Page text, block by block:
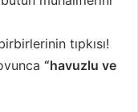
tıpkısı!
“havuzlu ve